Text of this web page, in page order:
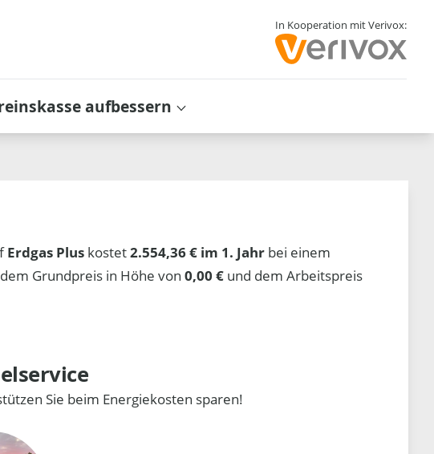
In Kooperation mit Verivox:
aufbessern
Erdgas Plus kostet2.554,36 € im 1. Jahr bei einem
Grundpreis in Höhe von0,00 € und dem Arbeitspreis
Sie beim Energiekosten sparen!